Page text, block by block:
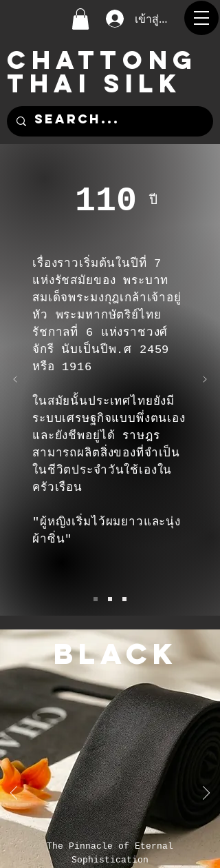
เข้าสู่ระบบ
CHATTONG
THAI SILK
110 ปี
เรื่องราวเริ่มต้นในปีที่ 7
แห่งรัชสมัยของ พระบาท
สมเด็จพระมงกุฎเกล้าเจ้าอยู่
หัว พระมหากษัตริย์ไทย
รัชกาลที่ 6 แห่งราชวงศ์
จักรี นับเป็นปีพ.ศ 2459
หรือ 1916
ในสมัยนั้นประเทศไทยยังมี
ระบบเศรษฐกิจแบบพึ่งตนเอง
และยังชีพอยู่ได้ ราษฎร
สามารถผลิตสิ่งของที่จำเป็น
ในชีวิตประจำวันใช้เองใน
ครัวเรือน
"ผู้หญิงเริ่มไว้ผมยาวและนุ่ง
ผ้าซิ่น"
Black
The Pinnacle of Eternal
Sophistication